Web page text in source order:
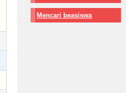
Mencari beasiswa